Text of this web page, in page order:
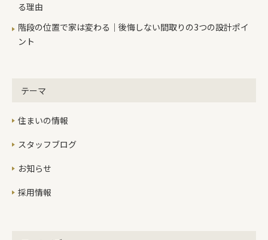
る理由
階段の位置で家は変わる｜後悔しない間取りの3つの設計ポイ
ント
テーマ
住まいの情報
スタッフブログ
お知らせ
採用情報